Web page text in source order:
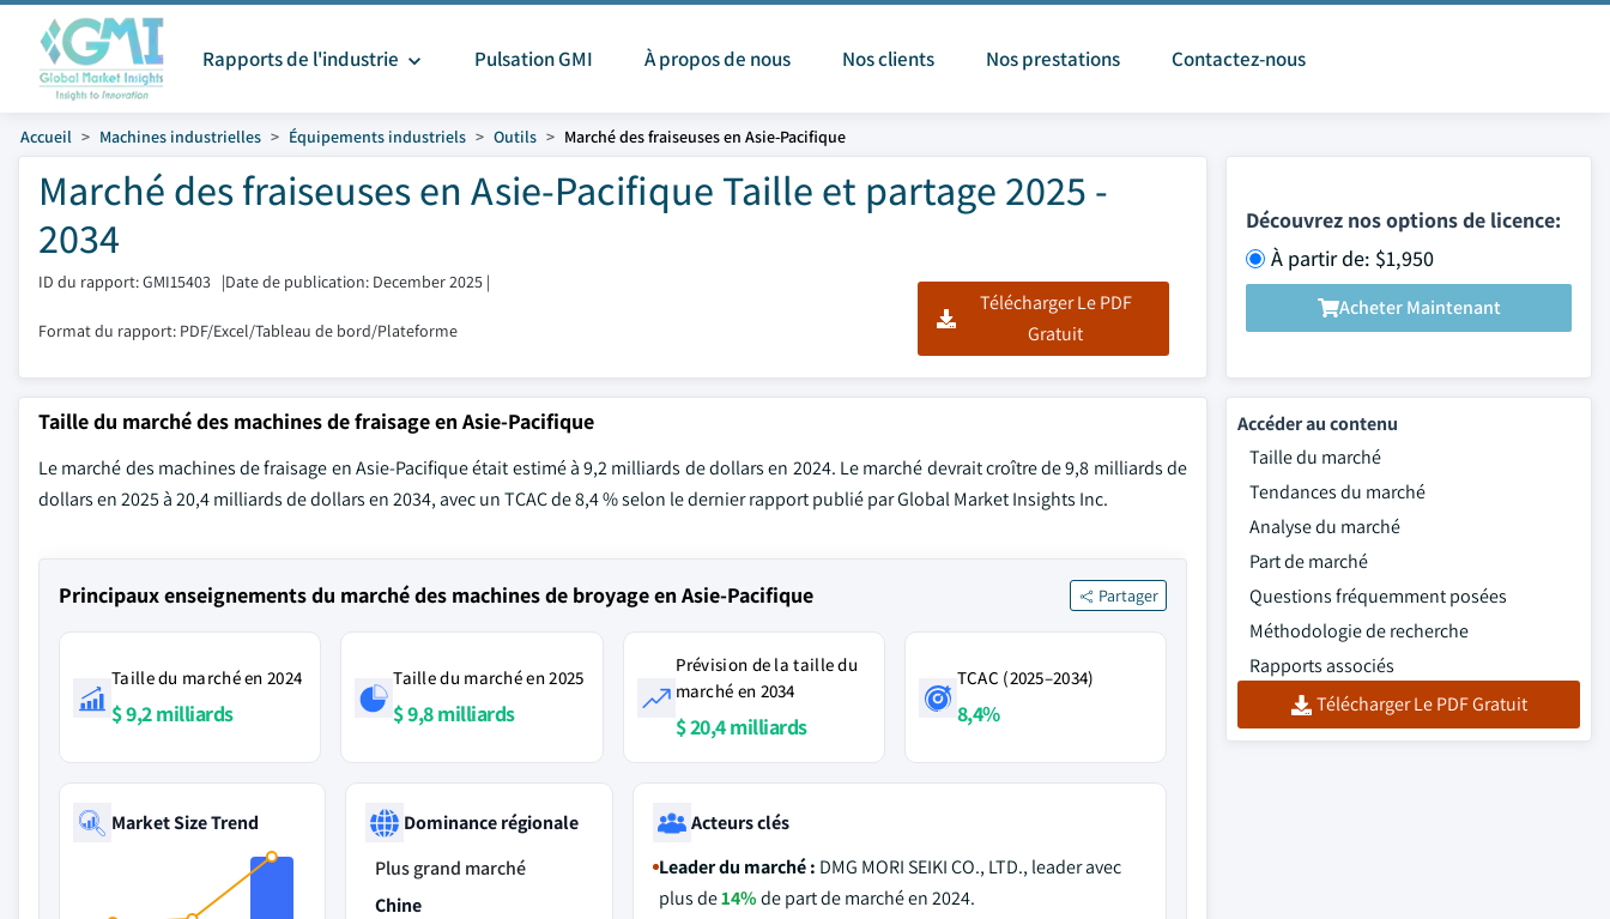
Rapports de l'industrie Pulsation GMI À propos de nous Nos clients Nos prestations Contactez-nous
Accueil Machines industrielles Équipements industriels Outils Marché des fraiseuses en Asie-Pacifique
Marché des fraiseuses en Asie-Pacifique Taille et partage 2025 -
2034
ID du rapport: GMI15403 |Date de publication: December 2025 |
Format du rapport: PDF/Excel/Tableau de bord/Plateforme
Télécharger Le PDF
Gratuit
Découvrez nos options de licence:
À partir de: $1,950
Acheter Maintenant
Taille du marché des machines de fraisage en Asie-Pacifique
Le marché des machines de fraisage en Asie-Pacifique était estimé à 9,2 milliards de dollars en 2024. Le marché devrait croître de 9,8 milliards de
dollars en 2025 à 20,4 milliards de dollars en 2034, avec un TCAC de 8,4 % selon le dernier rapport publié par Global Market Insights Inc.
Principaux enseignements du marché des machines de broyage en Asie-Pacifique Partager
Taille du marché en 2024
$ 9,2 milliards
Taille du marché en 2025
$ 9,8 milliards
Prévision de la taille du
marché en 2034
$ 20,4 milliards
TCAC (2025–2034)
8,4%
Market Size Trend
Dominance régionale
Plus grand marché
Chine
Acteurs clés
Leader du marché : DMG MORI SEIKI CO., LTD., leader avec
plus de14%de part de marché en 2024.
Accéder au contenu
Taille du marché
Tendances du marché
Analyse du marché
Part de marché
Questions fréquemment posées
Méthodologie de recherche
Rapports associés
Télécharger Le PDF Gratuit